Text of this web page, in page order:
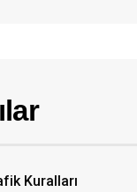
Kuralları